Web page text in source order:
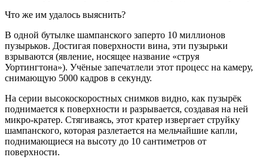
Что же им удалось выяснить?
В одной бутылке шампанского заперто 10 миллионов
пузырьков. Достигая поверхности вина, эти пузырьки
взрываются (явление, носящее название «струя
Уортингтона»). Учёные запечатлели этот процесс на камеру,
снимающую 5000 кадров в секунду.
На серии высокоскоростных снимков видно, как пузырёк
поднимается к поверхности и разрывается, создавая на ней
микро-кратер. Стягиваясь, этот кратер извергает струйку
шампанского, которая разлетается на мельчайшие капли,
поднимающиеся на высоту до 10 сантиметров от
поверхности.